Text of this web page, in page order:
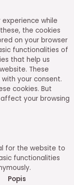
while
the cookies
on your browser
functionalities of
that help us
These
your consent.
cookies. But
your browsing
for the website to
functionalities
Popis